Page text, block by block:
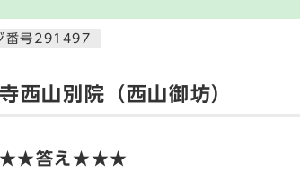
番号291497
西山別院（西山御坊）
答え★★★